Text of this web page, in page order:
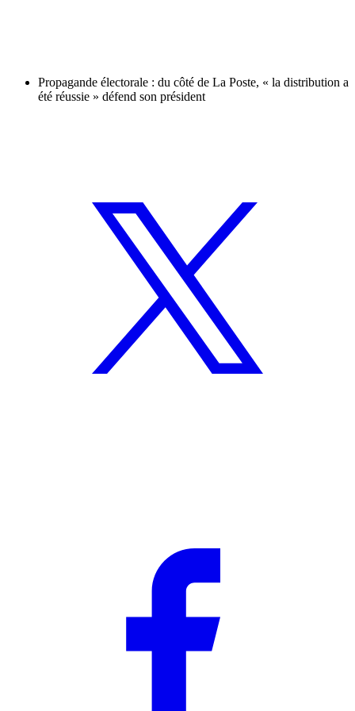
Propagande électorale : du côté de La Poste, « la distribution a
été réussie » défend son président